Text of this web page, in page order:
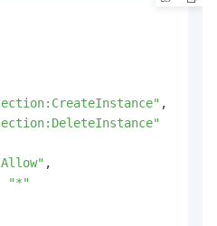
,
,
"*"